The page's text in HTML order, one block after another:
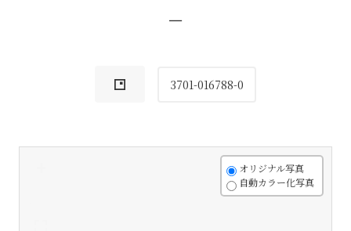
−
3701-016788-0
オリジナル写真
自動カラー化写真